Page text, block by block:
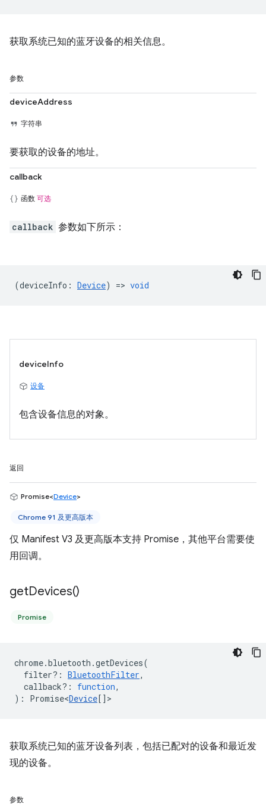
获取系统已知的蓝牙设备的相关信息。
参数
deviceAddress
字符串
要获取的设备的地址。
callback
函数 可选
callback 参数如下所示：
(deviceInfo : Device) => void
deviceInfo
设备
包含设备信息的对象。
返回
Promise<Device>
Chrome 91 及更高版本
仅 Manifest V3 及更高版本支持 Promise，其他平台需要使
用回调。
getDevices()
Promise
chrome.bluetooth .getDevices(
filter? : BluetoothFilter,
callback? : function,
) : Promise<Device[] >
获取系统已知的蓝牙设备列表，包括已配对的设备和最近发
现的设备。
参数